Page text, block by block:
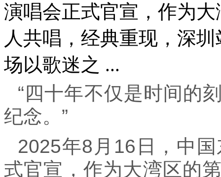
演唱会正式官宣，作为
人共唱，经典重现，深
场以歌迷之 ...
“四十年不仅是时间的
纪念。”
2025年8月16日，中
式官宣，作为大湾区的